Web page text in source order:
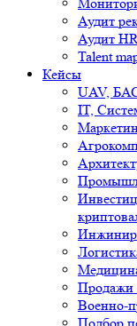
Аудит
Аудит
Talent
Кейсы
UAV,
IT,
Продажи
Военно-